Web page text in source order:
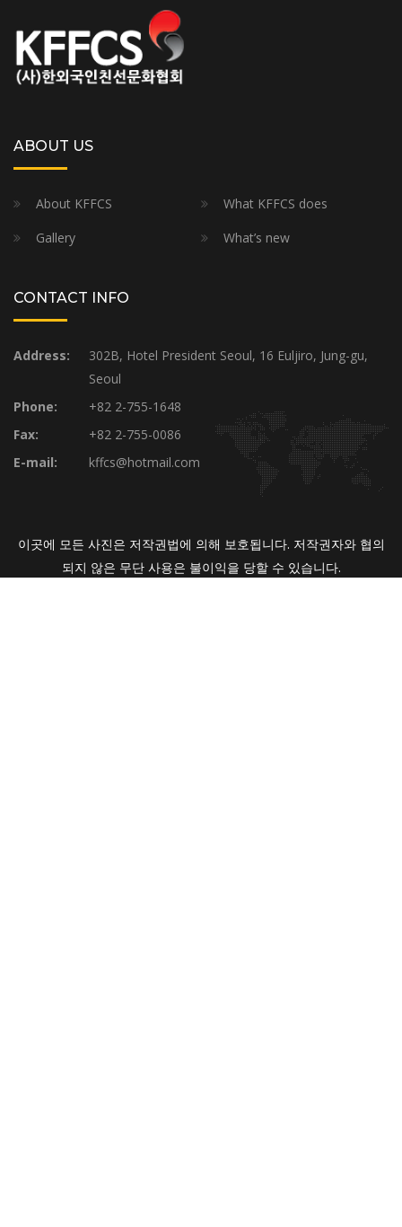
ABOUT US
About KFFCS
What KFFCS does
Gallery
What’s new
CONTACT INFO
Address:
302B, Hotel President Seoul, 16 Euljiro, Jung-gu,
Seoul
Phone:
+82 2-755-1648
Fax:
+82 2-755-0086
E-mail:
kffcs@hotmail.com
이곳에 모든 사진은 저작권법에 의해 보호됩니다. 저작권자와 협의
되지 않은 무단 사용은 불이익을 당할 수 있습니다.